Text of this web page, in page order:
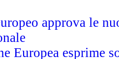
approva le
Europea esprime